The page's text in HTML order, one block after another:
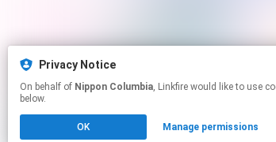
Privacy Notice
On behalf of Nippon Columbia, Linkfire would like to use cookies and similar technologies to personalize your experiences on our sites and to advertise on other sites. For more information and additional choices click manage permissions
below.
OK Manage permissions